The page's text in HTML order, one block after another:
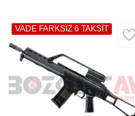
VADE FARKSIZ 6 TAKSİT